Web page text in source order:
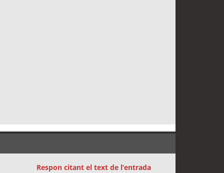
Respon citant el text de l’entrada